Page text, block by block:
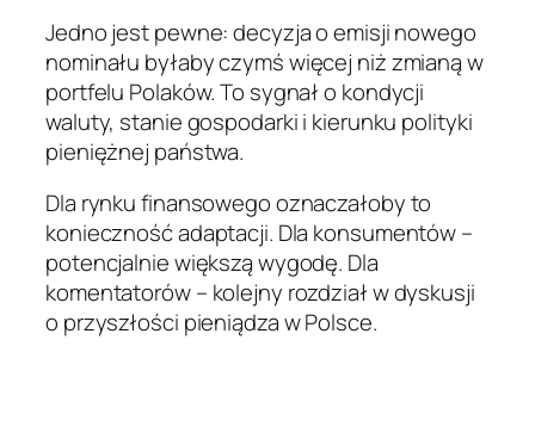
Jedno jest pewne: decyzja o emisji nowego
nominału byłaby czymś więcej niż zmianą w
portfelu Polaków. To sygnał o kondycji
waluty, stanie gospodarki i kierunku polityki
pieniężnej państwa.
Dla rynku finansowego oznaczałoby to
konieczność adaptacji. Dla konsumentów –
potencjalnie większą wygodę. Dla
komentatorów – kolejny rozdział w dyskusji
o przyszłości pieniądza w Polsce.